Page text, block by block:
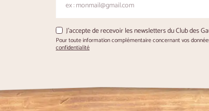
J'accepte de recevoir les newsletters du Club des
Pour toute information complémentaire concernant vos
confidentialité